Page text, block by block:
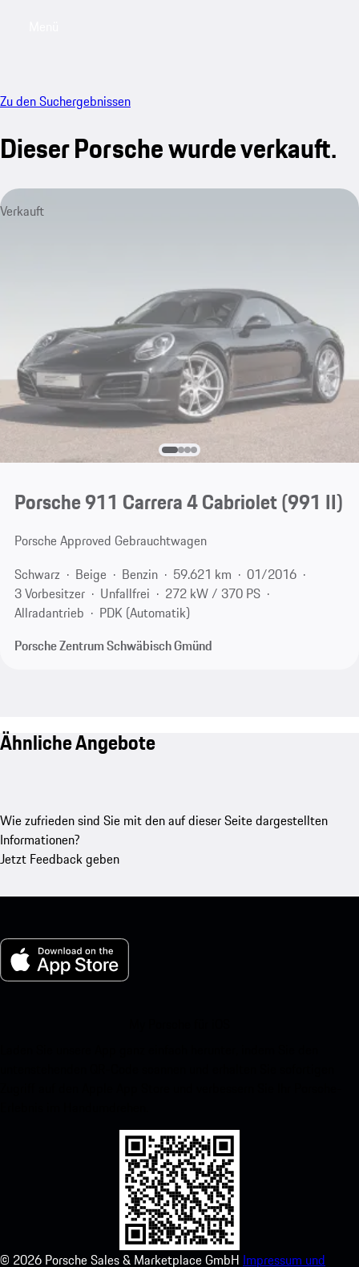
Zu den Suchergebnissen
Dieser Porsche wurde verkauft.
Verkauft
Porsche 911 Carrera 4 Cabriolet(991 II)
Porsche Approved Gebrauchtwagen
Schwarz
Beige Benzin 59.621 km
01/2016
3 Vorbesitzer
Unfallfrei
272 kW / 370 PS
Allradantrieb
PDK (Automatik)
Porsche Zentrum Schwäbisch Gmünd
Ähnliche Angebote
Wie zufrieden sind Sie mit den auf dieser Seite dargestellten
Informationen?
Jetzt Feedback geben
© 2026 Porsche Sales & Marketplace GmbH Impressum und